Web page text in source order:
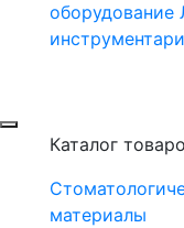
оборудование
Каталог
материалы